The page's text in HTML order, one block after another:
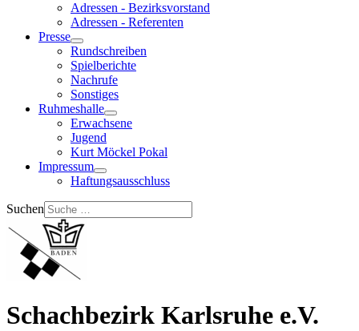
Adressen - Bezirksvorstand
Adressen - Referenten
Presse
Rundschreiben
Spielberichte
Nachrufe
Sonstiges
Ruhmeshalle
Erwachsene
Jugend
Kurt Möckel Pokal
Impressum
Haftungsausschluss
Suchen
Schachbezirk Karlsruhe e.V.